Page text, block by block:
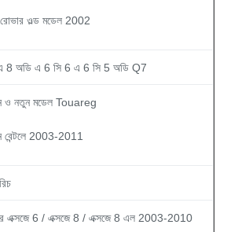
রোভার ওল্ড মডেল 2002
8 অডি এ 6 সি 6 এ 6 সি 5 অডি Q7
ও নতুন মডেল Touareg
বেন্টলে 2003-2011
এক্সজে 6 / এক্সজে 8 / এক্সজে 8 এল 2003-2010